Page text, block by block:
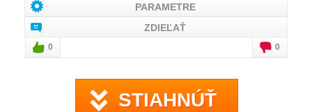
PARAMETRE
ZDIEĽAŤ
0 0
STIAHNÚŤ